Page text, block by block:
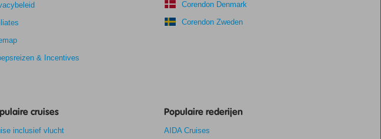
& Incentives
Corendon Denmark
Corendon Zweden
cruises
inclusief vlucht
Populaire rederijen
AIDA Cruises